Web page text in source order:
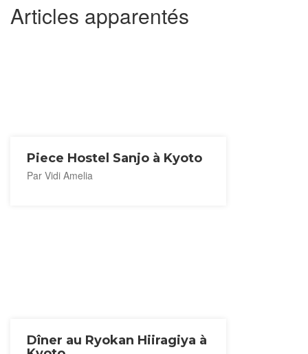
Articles apparentés
Piece Hostel Sanjo à Kyoto
Par Vidi Amelia
Dîner au Ryokan Hiiragiya à